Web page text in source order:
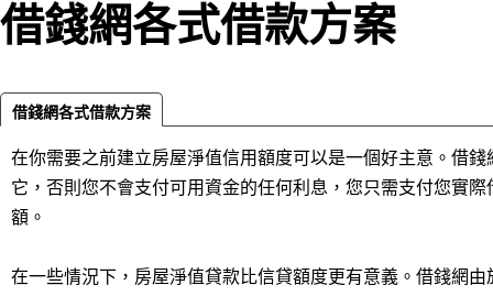
借錢網各式借款方案
借錢網各式借款方案
在你需要之前建立房屋淨值信用額度可以是一個好主意。借
它，否則您不會支付可用資金的任何利息，您只需支付您實
額。
在一些情況下，房屋淨值貸款比信貸額度更有意義。借錢網